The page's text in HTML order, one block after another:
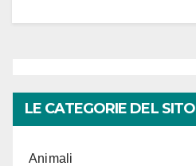
LE CATEGORIE DEL SITO
Animali